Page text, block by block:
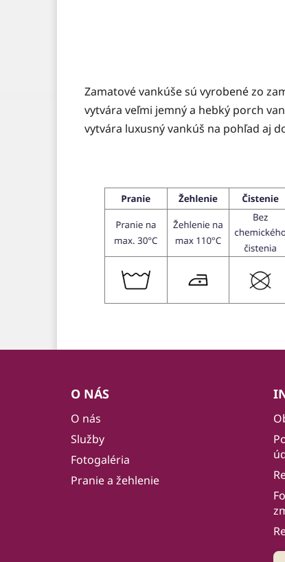
Zamatové vankúše sú vyrobené zo
vytvára veľmi jemný a hebký porch
vytvára luxusný vankúš na pohľad aj
O NÁS
O nás
Služby
Fotogaléria
Pranie a žehlenie